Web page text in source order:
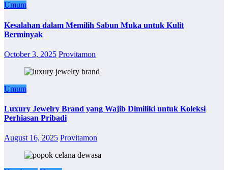
Umum
Kesalahan dalam Memilih Sabun Muka untuk Kulit
Berminyak
October 3, 2025 Provitamon
Umum
Luxury Jewelry Brand yang Wajib Dimiliki untuk Koleksi
Perhiasan Pribadi
August 16, 2025 Provitamon